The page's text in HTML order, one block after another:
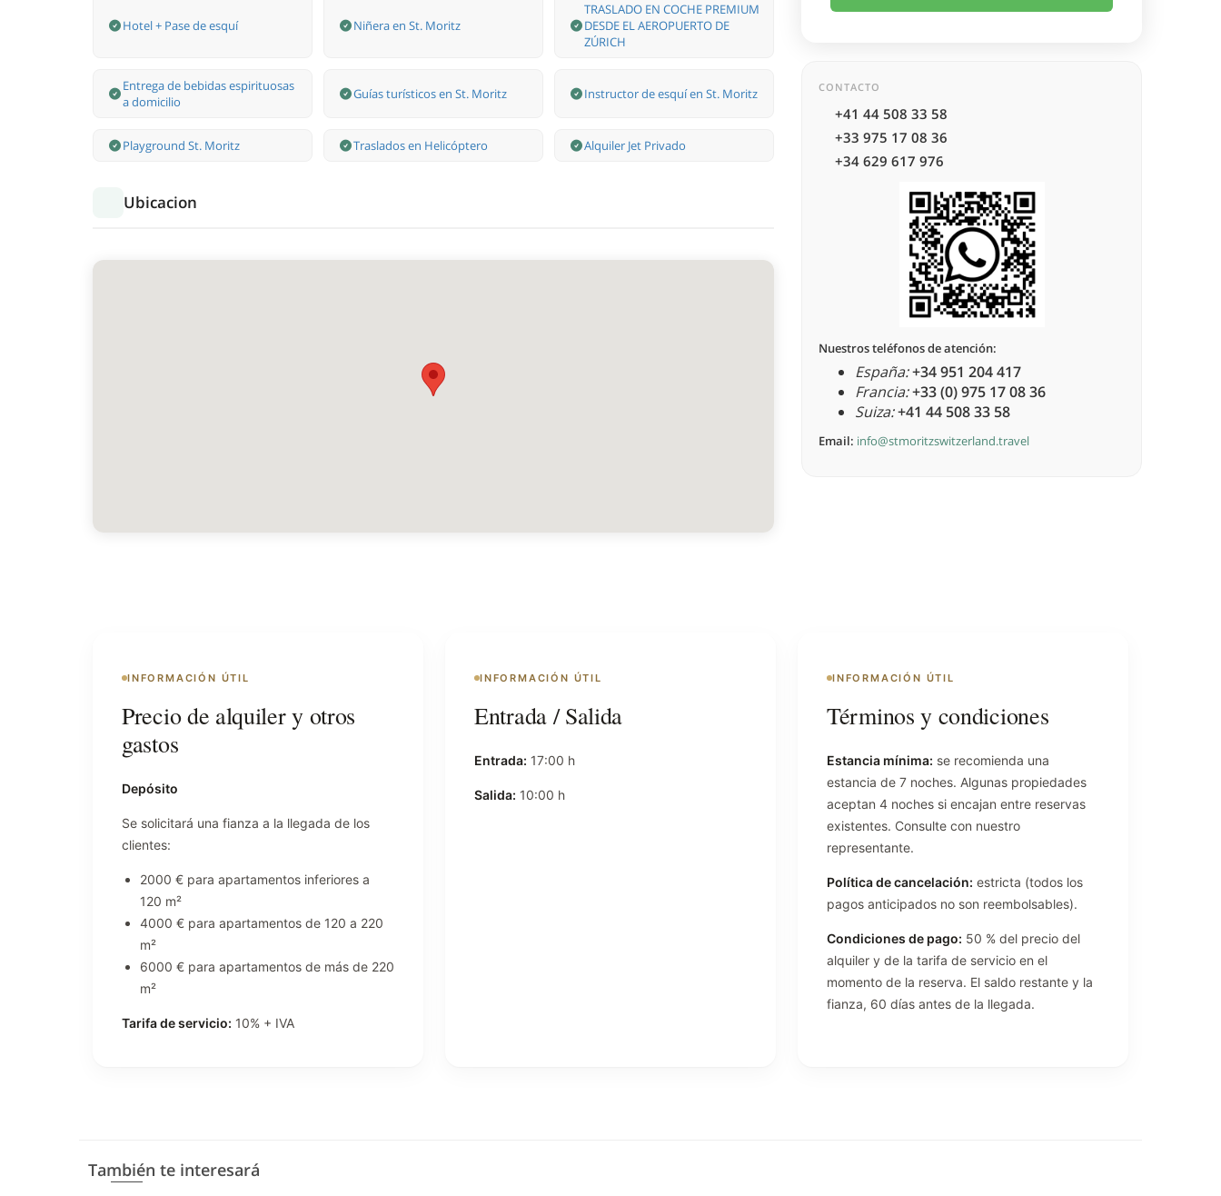
Hotel + Pase de esquí Niñera en St. Moritz
TRASLADO EN COCHE PREMIUM
DESDE EL AEROPUERTO DE
ZÚRICH
Entrega de bebidas espirituosas
a domicilio
Guías turísticos en St. Moritz Instructor de esquí en St. Moritz
Playground St. Moritz Traslados en Helicóptero Alquiler Jet Privado
Ubicacion
CONTACTO
+41 44 508 33 58
+33 975 17 08 36
+34 629 617 976
Nuestros teléfonos de atención:
España:+34 951 204 417
Francia:+33 (0) 975 17 08 36
Suiza:+41 44 508 33 58
Email: info@stmoritzswitzerland.travel
INFORMACIÓN ÚTIL
Precio de alquiler y otros
gastos
Depósito
Se solicitará una fianza a la llegada de los
clientes:
2000 € para apartamentos inferiores a
120 m²
4000 € para apartamentos de 120 a 220
m²
6000 € para apartamentos de más de 220
m²
Tarifa de servicio: 10% + IVA
INFORMACIÓN ÚTIL
Entrada / Salida
Entrada: 17:00 h
Salida: 10:00 h
INFORMACIÓN ÚTIL
Términos y condiciones
Estancia mínima: se recomienda una
estancia de 7 noches. Algunas propiedades
aceptan 4 noches si encajan entre reservas
existentes. Consulte con nuestro
representante.
Política de cancelación: estricta (todos los
pagos anticipados no son reembolsables).
Condiciones de pago: 50 % del precio del
alquiler y de la tarifa de servicio en el
momento de la reserva. El saldo restante y la
fianza, 60 días antes de la llegada.
También te interesará